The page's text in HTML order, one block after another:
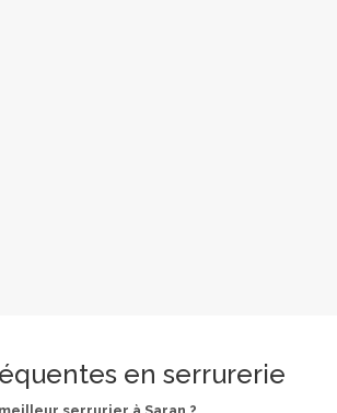
en serrurerie